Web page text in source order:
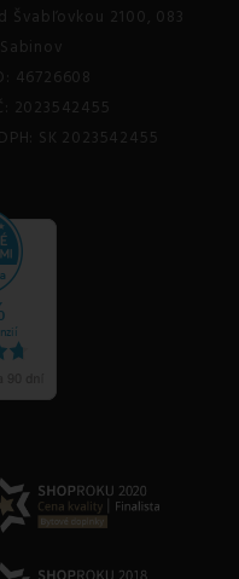
Švabľovkou 2100, 083
46726608
2023542455
SK 2023542455